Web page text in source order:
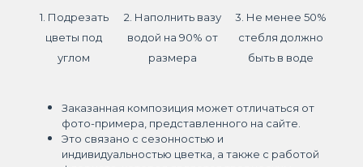
1. Подрезать
цветы под
углом
2. Наполнить вазу
водой на 90% от
размера
3. Не менее 50%
стебля должно
быть в воде
Заказанная композиция может отличаться от
фото-примера, представленного на сайте.
Это связано с сезонностью и
индивидуальностью цветка, а также с работой